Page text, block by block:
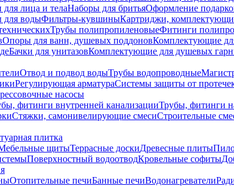
лица и телаНаборы для бритьяОформление
для водыФильтры-кувшиныКартриджи,
Трубы полипропиленовыеФитинги
Опоры для ванн, душевых поддоновКомплектующие
Бачки для унитазовКомплектующие для душевых
Отвод и подвод водыТрубы водопроводные
Регулирующая арматураСистемы защиты от
насосы
фитинги внутренней канализацииТрубы, фитинги
Стяжки, самонивелирующие смесиСтроительные
плитка
щитыТеррасные доскиДревесные плиты
Поверхностный водоотводКровельные софиты
Отопительные печиБанные печиВодонагреватели